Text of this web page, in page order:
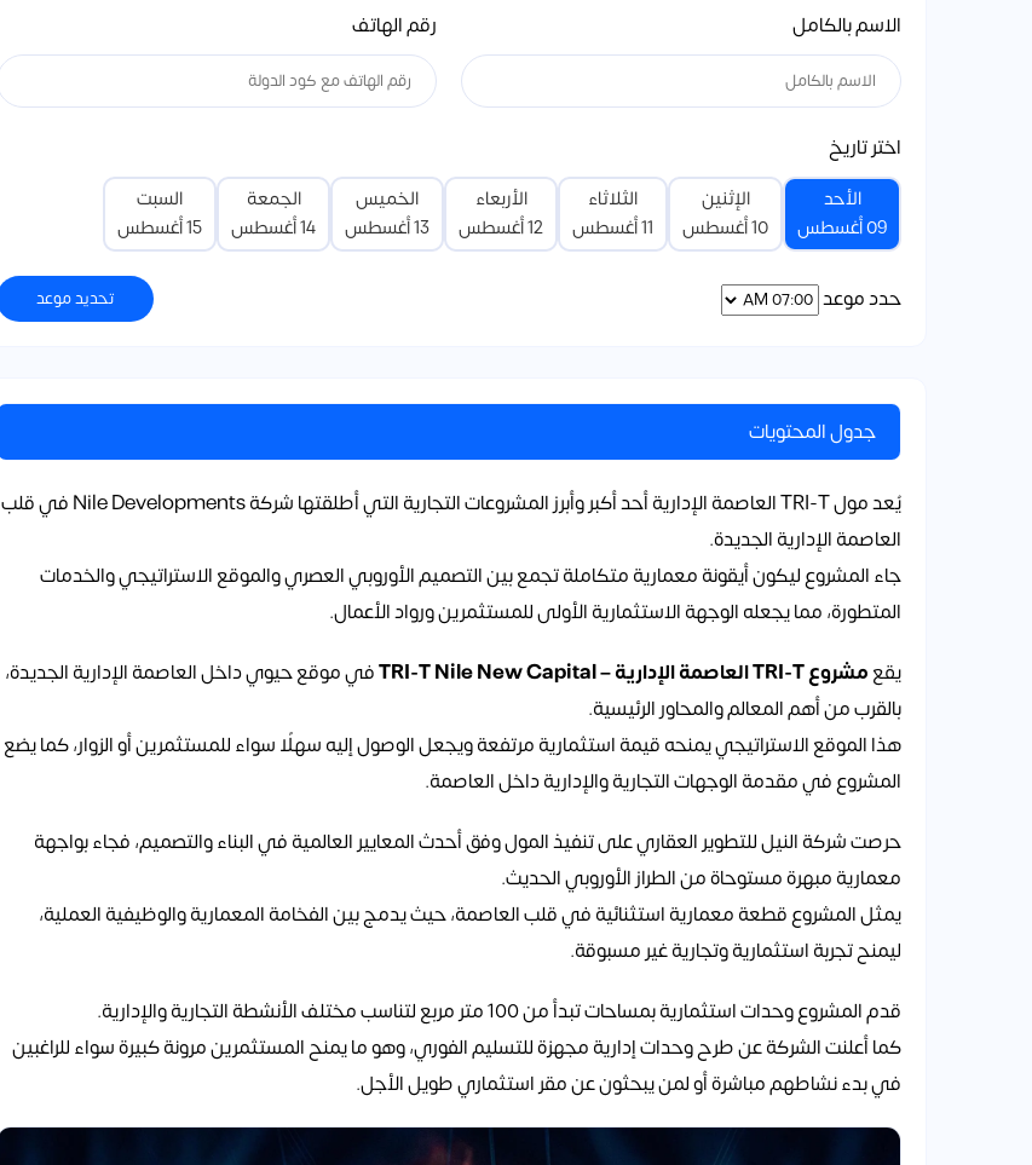
الاسم بالكامل رقم الهاتف
اختر تاريخ
الأحد
09 أغسطس
الإثنين
10 أغسطس
الثلاثاء
11 أغسطس
الأربعاء
12 أغسطس
الخميس
13 أغسطس
الجمعة
14 أغسطس
السبت
15 أغسطس
حدد موعد تحديد موعد
جدول المحتويات
يُعد مول TRI-T العاصمة الإدارية أحد أكبر وأبرز المشروعات التجارية التي أطلقتها شركة Nile Developments في قلب
العاصمة الإدارية الجديدة.
جاء المشروع ليكون أيقونة معمارية متكاملة تجمع بين التصميم الأوروبي العصري والموقع الاستراتيجي والخدمات
المتطورة، مما يجعله الوجهة الاستثمارية الأولى للمستثمرين ورواد الأعمال.
يقعمشروع TRI-T العاصمة الإدارية – TRI-T Nile New Capital
في موقع حيوي داخل العاصمة الإدارية الجديدة،
بالقرب من أهم المعالم والمحاور الرئيسية.
هذا الموقع الاستراتيجي يمنحه قيمة استثمارية مرتفعة ويجعل الوصول إليه سهلًا سواء للمستثمرين أو الزوار، كما يضع
المشروع في مقدمة الوجهات التجارية والإدارية داخل العاصمة.
حرصت شركة النيل للتطوير العقاري على تنفيذ المول وفق أحدث المعايير العالمية في البناء والتصميم، فجاء بواجهة
معمارية مبهرة مستوحاة من الطراز الأوروبي الحديث.
يمثل المشروع قطعة معمارية استثنائية في قلب العاصمة، حيث يدمج بين الفخامة المعمارية والوظيفية العملية،
ليمنح تجربة استثمارية وتجارية غير مسبوقة.
قدم المشروع وحدات استثمارية بمساحات تبدأ من 100 متر مربع لتناسب مختلف الأنشطة التجارية والإدارية.
كما أعلنت الشركة عن طرح وحدات إدارية مجهزة للتسليم الفوري، وهو ما يمنح المستثمرين مرونة كبيرة سواء للراغبين
في بدء نشاطهم مباشرة أو لمن يبحثون عن مقر استثماري طويل الأجل.